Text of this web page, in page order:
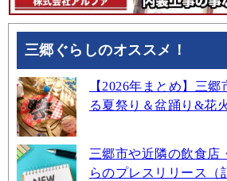
三郷ぐらしのオススメ！
【2026年まとめ】三
る夏祭り＆盆踊り&花
三郷市や近隣の飲食店
らのプレスリリース（